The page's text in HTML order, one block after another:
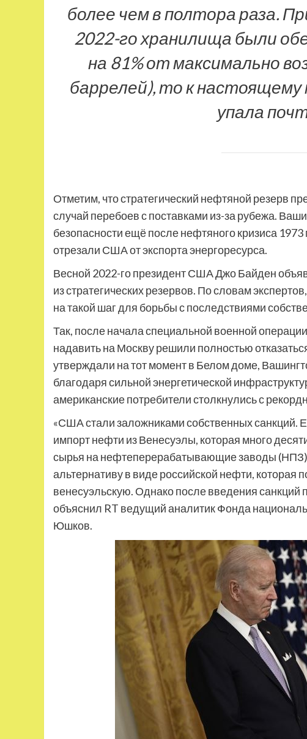
более чем в полтора раза.
2022-го хранилища были
на 81% от максимально
баррелей), то к
упала
Отметим, что стратегический нефтяной резерв
случай перебоев с поставками из-за рубежа.
безопасности ещё после нефтяного кризиса
отрезали США от экспорта энергоресурса.
Весной 2022-го президент США Джо Байден
из стратегических резервов. По словам
на такой шаг для борьбы с последствиями
Так, после начала специальной военной
надавить на Москву решили полностью
утверждали на тот момент в Белом доме,
благодаря сильной энергетической
американские потребители столкнулись с
«США стали заложниками собственных санкций.
импорт нефти из Венесуэлы, которая много
сырья на нефтеперерабатывающие заводы
альтернативу в виде российской нефти, которая
венесуэльскую. Однако после введения
объяснил RT ведущий аналитик Фонда
Юшков.